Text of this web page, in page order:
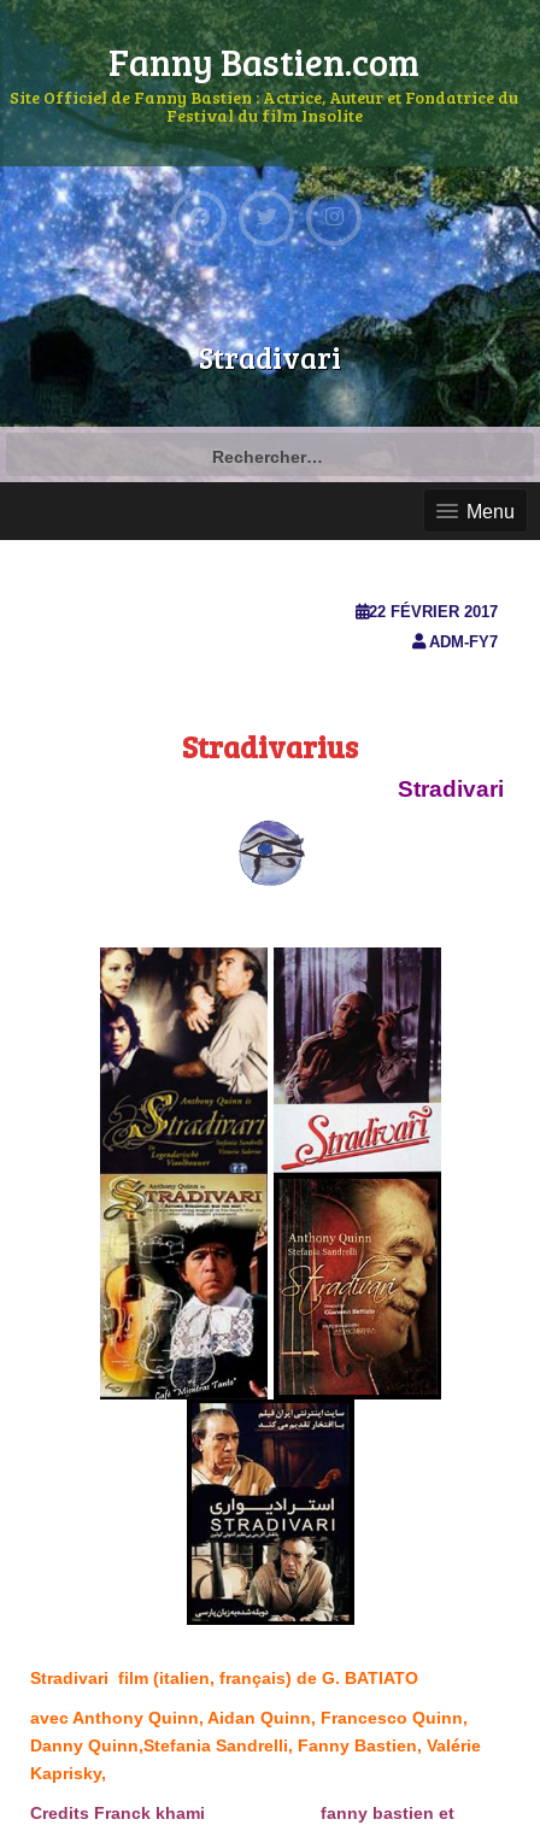
Fanny Bastien.com
Site Officiel de Fanny Bastien : Actrice, Auteur et Fondatrice du
Festival du film Insolite
Stradivari
Menu
22 FÉVRIER 2017
ADM-FY7
Stradivarius
Stradivari
Stradivari film (italien, français) de G. BATIATO
avec Anthony Quinn, Aidan Quinn, Francesco Quinn,
Danny Quinn,Stefania Sandrelli, Fanny Bastien, Valérie
Kaprisky,
Credits Franck khami fanny bastien et